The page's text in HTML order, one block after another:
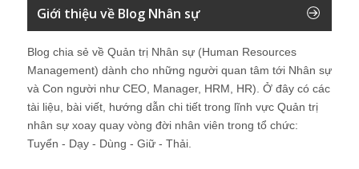
Giới thiệu về Blog Nhân sự
Blog chia sẻ về Quản trị Nhân sự (Human Resources
Management) dành cho những người quan tâm tới Nhân sự
và Con người như CEO, Manager, HRM, HR). Ở đây có các
tài liệu, bài viết, hướng dẫn chi tiết trong lĩnh vực Quản trị
nhân sự xoay quay vòng đời nhân viên trong tổ chức:
Tuyển - Dạy - Dùng - Giữ - Thải.